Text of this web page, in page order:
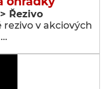
Řezivo
v akciových